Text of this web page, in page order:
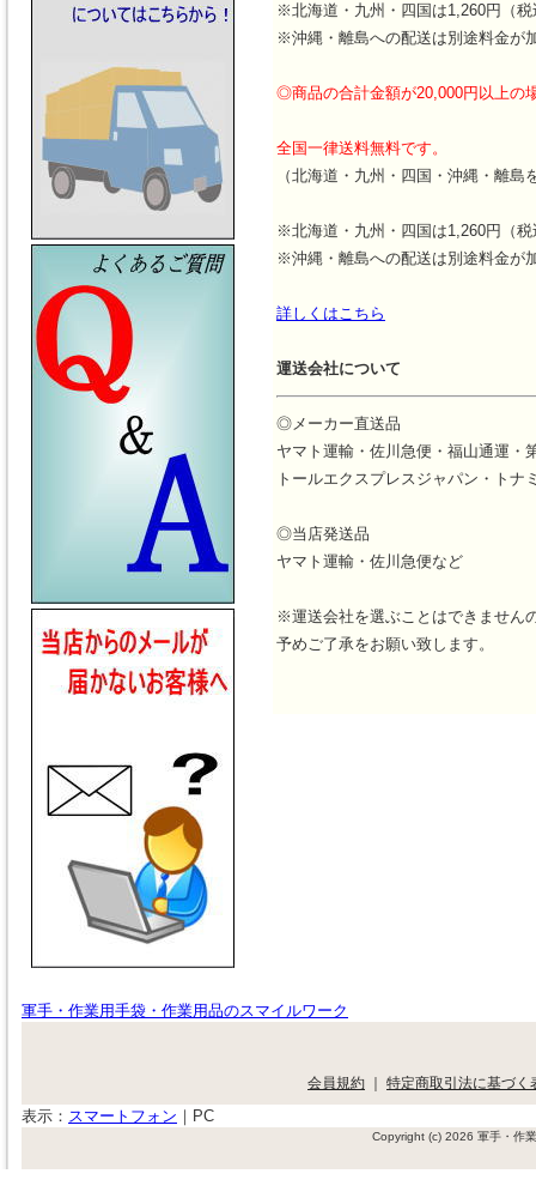
※北海道・九州・四国は1,260円（税
※沖縄・離島への配送は別途料金が
◎商品の合計金額が20,000円以上の
全国一律送料無料です。
（北海道・九州・四国・沖縄・離島
※北海道・九州・四国は1,260円（税
※沖縄・離島への配送は別途料金が
詳しくはこちら
運送会社について
◎メーカー直送品
ヤマト運輸・佐川急便・福山通運・
トールエクスプレスジャパン・トナ
◎当店発送品
ヤマト運輸・佐川急便など
※運送会社を選ぶことはできません
予めご了承をお願い致します。
軍手・作業用手袋・作業用品のスマイルワーク
会員規約 ｜ 特定商取引法に基づく
表示： スマートフォン ｜ PC
Copyright (c) 2026 軍手・作